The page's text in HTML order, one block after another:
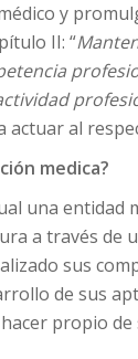
y
II: “
actuar al
medica?
una entidad
a través de
sus
de sus
propio de